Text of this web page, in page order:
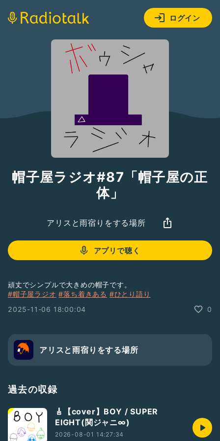
ログイン
帽子屋ラジオ#87「帽子屋の正
体」
アリスと雨宿りをする場所
アプリで聴く
頑丈でシンプルで大きめの帽子です。
#帽子屋ラジオ #落ち着きある #ひとり語り
2025-11-06 18:00:04
0
アリスと雨宿りをする場所
過去の収録
🎸【cover】BOY / SUPER
EIGHT(関ジャニ∞)
2026-08-01 14:27:34